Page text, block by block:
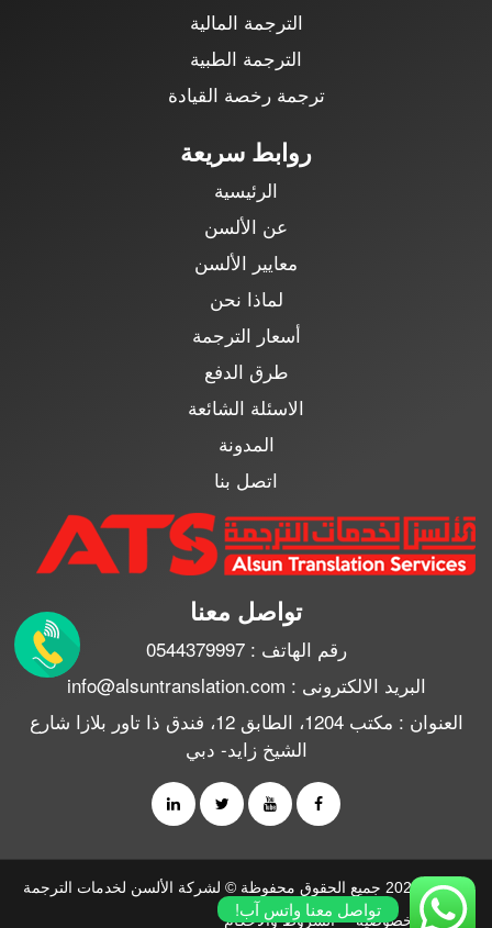
الترجمة المالية
الترجمة الطبية
ترجمة رخصة القيادة
روابط سريعة
الرئيسية
عن الألسن
معايير الألسن
لماذا نحن
أسعار الترجمة
طرق الدفع
الاسئلة الشائعة
المدونة
اتصل بنا
تواصل معنا
رقم الهاتف : 0544379997
البريد الالكترونى : info@alsuntranslation.com
العنوان : مكتب 1204، الطابق 12، فندق ذا تاور بلازا شارع
الشيخ زايد- دبي
تواصل معنا واتس آب!
2010 - 2026 جميع الحقوق محفوظة © لشركة الألسن لخدمات الترجمة
سياسة الخصوصية
الشروط والأحكام